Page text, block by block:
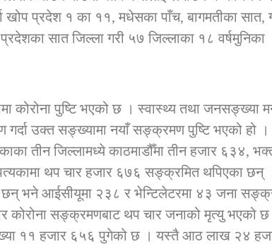
खोप प्रदेश १ का ११, मधेसका पाँच, बागमतीका सात,
सात जिल्ला गरी ५७ जिल्लाका १८ वर्षमुनिका
कोरोना पुष्टि भएको छ । स्वास्थ्य तथा जनसङ्ख्या
गर्दा उक्त सङ्ख्यामा नयाँ सङ्क्रमण पुष्टि भएको हो
तीन जिल्लामध्ये काठमाडौँमा तीन हजार ६३४,
थप चार हजार ६७६ सङ्क्रमित थपिएका छन्
भने आईसीयूमा २३८ र भेन्टिलेटरमा ४३ जना
कोरोना सङ्क्रमणबाट थप चार जनाको मृत्यु भएको छ
११ हजार ६५६ पुगेको छ । यस्तै आठ लाख २४